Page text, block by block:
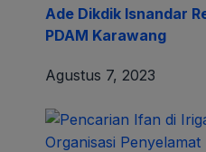
Ade Dikdik Isnandar
PDAM Karawang
Agustus 7, 2023